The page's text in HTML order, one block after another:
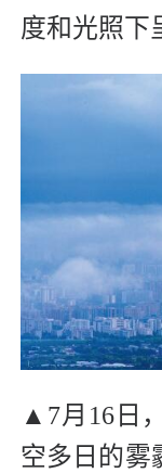
度和光照下
▲7月16日
空多日的雾